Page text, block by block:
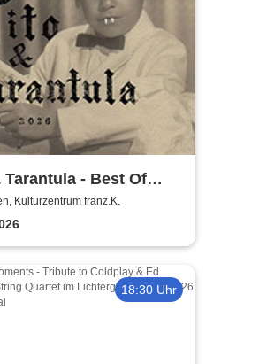
Tarantula - Best Of
Kulturzentrum franz.K.
18:30 Uhr